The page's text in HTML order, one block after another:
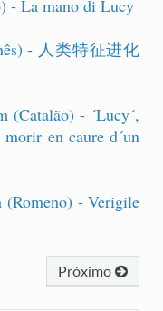
- La mano di Lucy
- 人类特征进化
(Catalão) - ´Lucy´,
en caure d´un
- Verigile
Próximo